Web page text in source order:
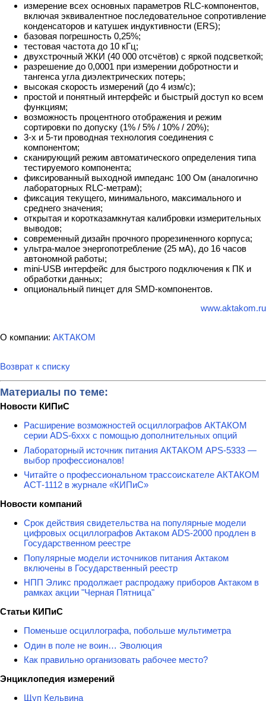
измерение всех основных параметров RLC-компонентов,
включая эквивалентное последовательное сопротивление
конденсаторов и катушек индуктивности (ERS);
базовая погрешность 0,25%;
тестовая частота до 10 кГц;
двухстрочный ЖКИ (40 000 отсчётов) с яркой подсветкой;
разрешение до 0,0001 при измерении добротности и
тангенса угла диэлектрических потерь;
высокая скорость измерений (до 4 изм/с);
простой и понятный интерфейс и быстрый доступ ко всем
функциям;
возможность процентного отображения и режим
сортировки по допуску (1% / 5% / 10% / 20%);
3-х и 5-ти проводная технология соединения с
компонентом;
сканирующий режим автоматического определения типа
тестируемого компонента;
фиксированный выходной импеданс 100 Ом (аналогично
лабораторных RLC-метрам);
фиксация текущего, минимального, максимального и
среднего значения;
открытая и коротказамкнутая калибровки измерительных
выводов;
современный дизайн прочного прорезиненного корпуса;
ультра-малое энергопотребление (25 мА), до 16 часов
автономной работы;
mini-USB интерфейс для быстрого подключения к ПК и
обработки данных;
опциональный пинцет для SMD-компонентов.
www.aktakom.ru
О компании: АКТАКОМ
Возврат к списку
Материалы по теме:
Новости КИПиС
Расширение возможностей осциллографов АКТАКОМ
серии ADS-6ххх с помощью дополнительных опций
Лабораторный источник питания АКТАКОМ APS-5333 —
выбор профессионалов!
Читайте о профессиональном трассоискателе АКТАКОМ
АСТ-1112 в журнале «КИПиС»
Новости компаний
Срок действия свидетельства на популярные модели
цифровых осциллографов Актаком ADS-2000 продлен в
Государственном реестре
Популярные модели источников питания Актаком
включены в Государственный реестр
НПП Эликс продолжает распродажу приборов Актаком в
рамках акции "Черная Пятница"
Статьи КИПиС
Поменьше осциллографа, побольше мультиметра
Один в поле не воин… Эволюция
Как правильно организовать рабочее место?
Энциклопедия измерений
Щуп Кельвина